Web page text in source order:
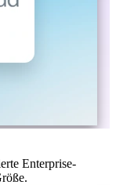
Enterprise-